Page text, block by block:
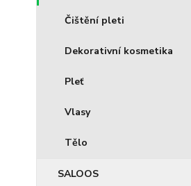
Čištění pleti
Dekorativní kosmetika
Pleť
Vlasy
Tělo
SALOOS